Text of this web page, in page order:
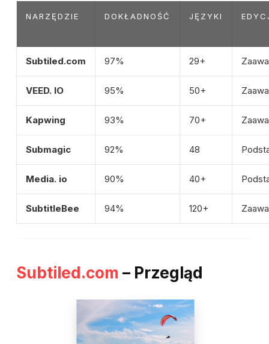
NARZĘDZIE DOKŁADNOŚĆ JĘZYKI
Subtiled.com 97% 29+
VEED. IO 95% 50+
Kapwing 93% 70+
Submagic 92% 48
Media. io 90% 40+
SubtitleBee 94% 120+
Subtiled.com – Przegląd